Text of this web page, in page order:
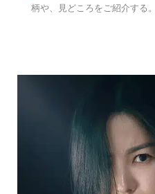
柄や、見どころをご紹介する。